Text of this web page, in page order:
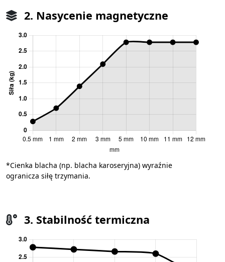
2. Nasycenie magnetyczne
*Cienka blacha (np. blacha karoseryjna) wyraźnie
ogranicza siłę trzymania.
3. Stabilność termiczna